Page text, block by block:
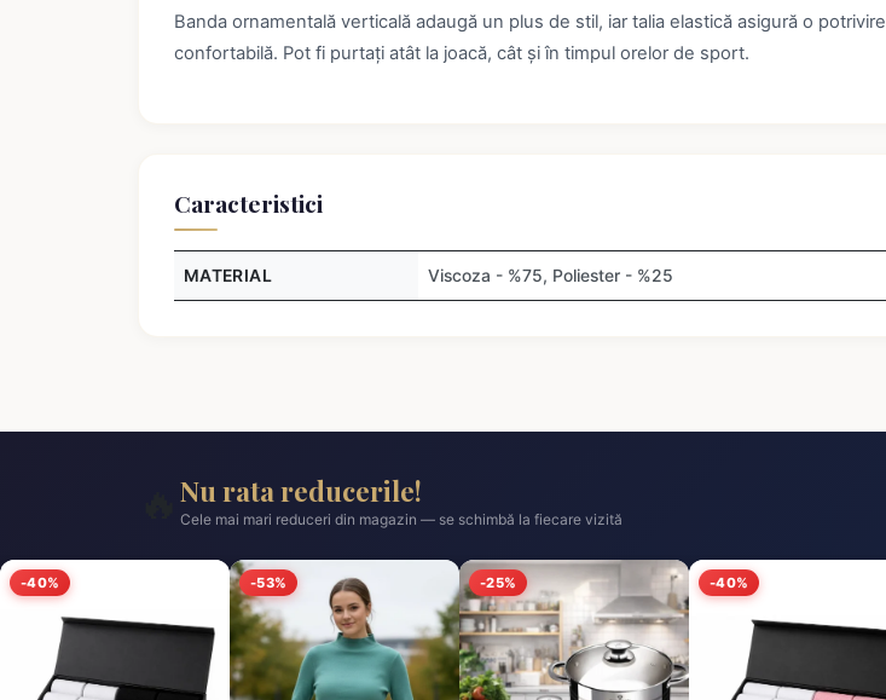
Banda ornamentală verticală adaugă un plus de stil, iar talia elastică asigură o potrivire
confortabilă. Pot fi purtați atât la joacă, cât și în timpul orelor de sport.
Caracteristici
MATERIAL Viscoza - %75, Poliester - %25
Nu rata reducerile!
Cele mai mari reduceri din magazin — se schimbă la fiecare vizită
-40% -53% -25% -40%